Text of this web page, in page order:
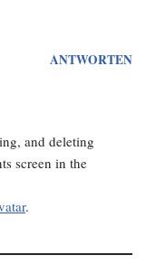
ANTWORTEN
and deleting
screen in the
.